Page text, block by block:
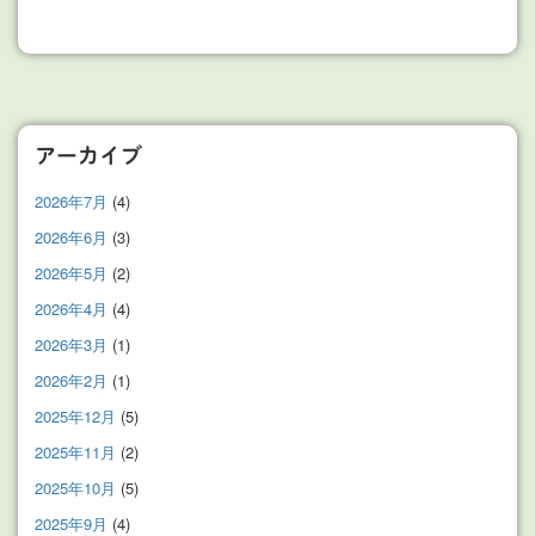
アーカイブ
2026年7月 (4)
2026年6月 (3)
2026年5月 (2)
2026年4月 (4)
2026年3月 (1)
2026年2月 (1)
2025年12月 (5)
2025年11月 (2)
2025年10月 (5)
2025年9月 (4)